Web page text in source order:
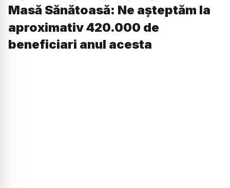
Masă Sănătoasă: Ne aşteptăm la
aproximativ 420.000 de
beneficiari anul acesta